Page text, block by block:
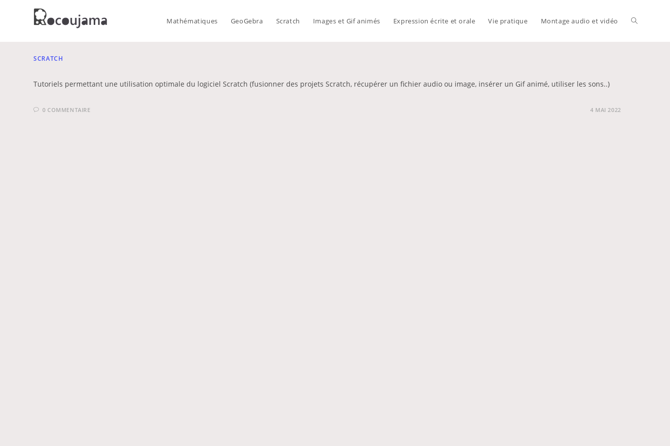
Mathématiques GeoGebra Scratch Images et Gif animés Expression écrite et orale Vie pratique Montage audio et vidéo Toggle
SCRATCH
Tutoriels permettant une utilisation optimale du logiciel Scratch (fusionner des projets Scratch, récupérer un fichier audio ou image, insérer un Gif animé, utiliser les sons..)
0 COMMENTAIRE 4 MAI 2022